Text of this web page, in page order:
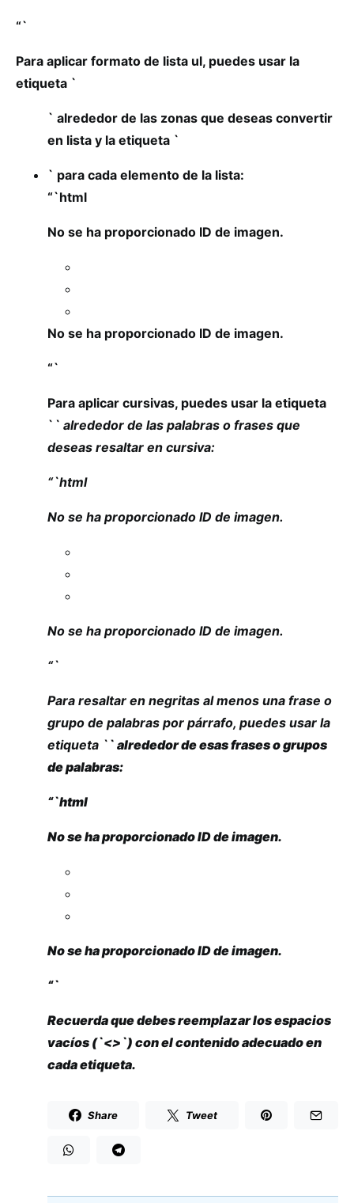
“`
Para aplicar formato de lista ul, puedes usar la
etiqueta `
` alrededor de las zonas que deseas convertir
en lista y la etiqueta `
` para cada elemento de la lista:
“`html
No se ha proporcionado ID de imagen.
No se ha proporcionado ID de imagen.
“`
Para aplicar cursivas, puedes usar la etiqueta
` ` alrededor de las palabras o frases que
deseas resaltar en cursiva:
“`html
No se ha proporcionado ID de imagen.
No se ha proporcionado ID de imagen.
“`
Para resaltar en negritas al menos una frase o
grupo de palabras por párrafo, puedes usar la
etiqueta ` ` alrededor de esas frases o grupos
de palabras:
“`html
No se ha proporcionado ID de imagen.
No se ha proporcionado ID de imagen.
“`
Recuerda que debes reemplazar los espacios
vacíos (`<>`) con el contenido adecuado en
cada etiqueta.
Share Tweet